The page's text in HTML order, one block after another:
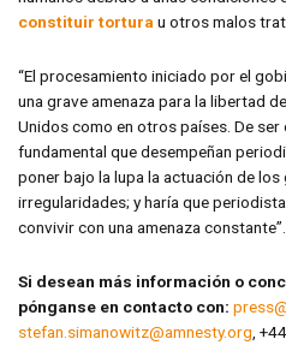
constituir tortura u otros malos
“El procesamiento iniciado por el
una grave amenaza para la libertad
Unidos como en otros países. De
fundamental que desempeñan
poner bajo la lupa la actuación de
irregularidades; y haría que
convivir con una amenaza constante”.
Si desean más información o
pónganse en contacto con:
stefan.simanowitz@amnesty.org ,